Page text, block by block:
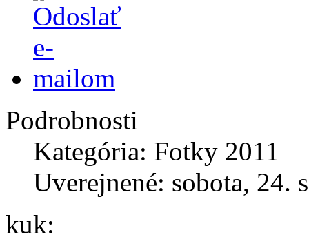
Podrobnosti
Kategória: Fotky 2011
Uverejnené: sobota, 24.
kuk: